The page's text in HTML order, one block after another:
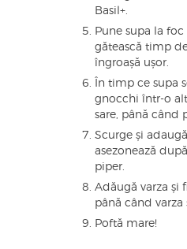
Basil+.
Pune supa la foc
gătească timp
îngroașă ușor.
În timp ce supa
gnocchi într-o
sare, până când
Scurge și
asezonează
piper.
Adăugă varza și
până când varza
Poftă mare!